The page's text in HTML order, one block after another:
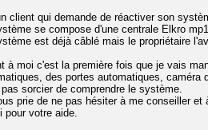
client qui demande de réactiver son
se compose d'une centrale Elkro
est déjà câblé mais le propriétaire
à moi c'est la première fois que je vais
des portes automatiques,
sorcier de comprendre le système.
prie de ne pas hésiter à me conseiller
pour votre aide.